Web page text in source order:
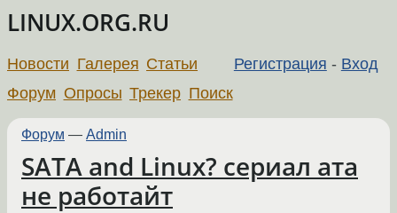
LINUX.ORG.RU
Регистрация - Вход
Новости Галерея Статьи
Форум Опросы Трекер Поиск
Форум — Admin
SATA and Linux? сериал ата
не работайт